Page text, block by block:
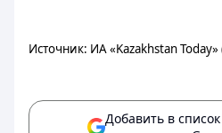
Источник: ИА «Kazakhstan Today»
Добавить в